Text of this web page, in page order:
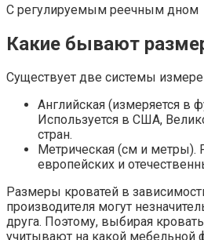
С регулируемым реечным дном
Какие бывают
Существует две системы
Английская (измеряется в
Используется в США,
стран.
Метрическая (см и метры).
европейских и
Размеры кроватей в
производителя могут
друга. Поэтому, выбирая
учитывают на какой мебельной